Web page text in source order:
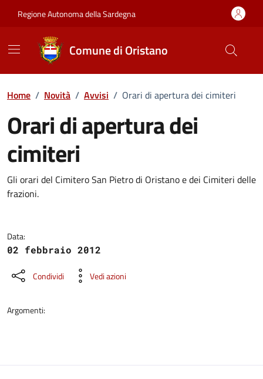
Regione Autonoma della Sardegna
Comune di Oristano
Home / Novità / Avvisi / Orari di apertura dei cimiteri
Orari di apertura dei
cimiteri
Dettagli della notizia
Gli orari del Cimitero San Pietro di Oristano e dei Cimiteri delle
frazioni.
Data:
02 febbraio 2012
Condividi Vedi azioni
Argomenti: